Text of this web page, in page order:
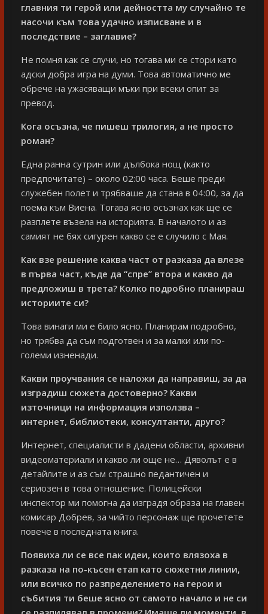
главния ти герой или дейността му случайно те
насочи към това удачно изписване и в
последствие – заглавие?
Не помня как се случи, но тогава ми се стори като
адски добра игра на думи. Това автоматично ме
обрече на ужасяващи мъки при всеки опит за
превод.
Кога осъзна, че пишеш трилогия, а не просто
роман?
Една ранна сутрин или дълбока нощ (както
предпочитате) – около 02:00 часа. Беше преди
служебен полет и трябваше да стана в 04:00, за да
поема към Виена. Тогава ясно осъзнах как ще се
разплете възела на историята. В началото и аз
самият не бях сигурен какво се е случило с Мая.
Как взе решение каква част от разказа да влезе
в първа част, къде да “спре” втора и какво да
предложиш в трета? Колко подробно планираш
историите си?
Това винаги ми е било ясно. Планирам подробно,
но трябва да съм подготвен и за малки или по-
големи изненади.
Какви проучвания се наложи да направиш, за да
изградиш сюжета достоверно? Какви
източници на информация използва –
интернет, библиотеки, консултанти, друго?
Интернет, специалисти в дадени области, архивни
видеоматериали и какво ли още не… Дяволът е в
детайлите и аз съм страшно педантичен и
сериозен в това отношение. Полицейски
инспектор ми помогна да изградя образа на главен
комисар Добрев, за чийто персонаж ще прочетете
повече в последната книга.
Появиха ли се все пак идеи, които влязоха в
разказа на по-късен етап като сюжетни линии,
или всичко по разпределението на герои и
събития ти беше ясно от самото начало и не си